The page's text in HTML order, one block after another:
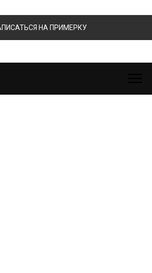
НА ПРИМЕРКУ